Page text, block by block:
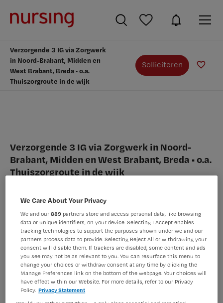
Verzorgende 3 IG via Zorgwerk
in Noord-Brabant, Midden en
West Brabant, Breda • o.a.
Thuiszorgroute in de wijk
Solliciteren
Verzorgende 3 IG via Zorgwerk in Noord-
Brabant, Midden en West Brabant, Breda • o.a.
Thuiszorgroute in de wijk
VAKGEBIED
Verpleegkunde
FUNCTIE
Verzorgende IG
BRANCHE
Thuiszorg
AANSTELLING
We Care About Your Privacy
We and our889 partners store and access personal data, like browsing
data or unique identifiers, on your device. Selecting I Accept enables
tracking technologies to support the purposes shown under we and our
partners process data to provide. Selecting Reject All or withdrawing your
consent will disable them. If trackers are disabled, some content and ads
you see may not be as relevant to you. You can resurface this menu to
change your choices or withdraw consent at any time by clicking the
Manage Preferences link on the bottom of the webpage. Your choices will
have effect within our Website. For more details, refer to our Privacy
Policy. Privacy Statement